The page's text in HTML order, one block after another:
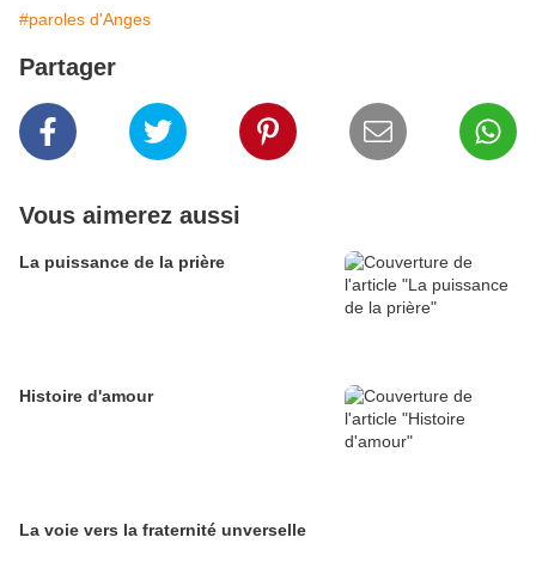
#paroles d'Anges
Partager
Vous aimerez aussi
La puissance de la prière
Histoire d'amour
La voie vers la fraternité unverselle